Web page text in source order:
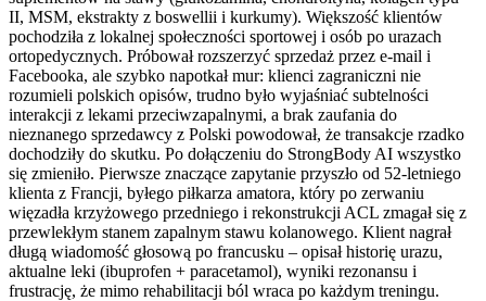
II, MSM, ekstrakty z boswellii i kurkumy). Większość klientów
pochodziła z lokalnej społeczności sportowej i osób po urazach
ortopedycznych. Próbował rozszerzyć sprzedaż przez e-mail i
Facebooka, ale szybko napotkał mur: klienci zagraniczni nie
rozumieli polskich opisów, trudno było wyjaśniać subtelności
interakcji z lekami przeciwzapalnymi, a brak zaufania do
nieznanego sprzedawcy z Polski powodował, że transakcje rzadko
dochodziły do skutku. Po dołączeniu do StrongBody AI wszystko
się zmieniło. Pierwsze znaczące zapytanie przyszło od 52-letniego
klienta z Francji, byłego piłkarza amatora, który po zerwaniu
więzadła krzyżowego przedniego i rekonstrukcji ACL zmagał się z
przewlekłym stanem zapalnym stawu kolanowego. Klient nagrał
długą wiadomość głosową po francusku – opisał historię urazu,
aktualne leki (ibuprofen + paracetamol), wyniki rezonansu i
frustrację, że mimo rehabilitacji ból wraca po każdym treningu.